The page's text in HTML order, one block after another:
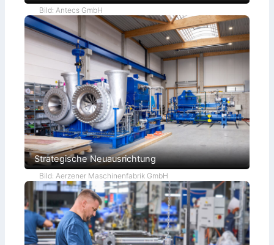
Bild: Antecs GmbH
Strategische Neuausrichtung
Bild: Aerzener Maschinenfabrik GmbH